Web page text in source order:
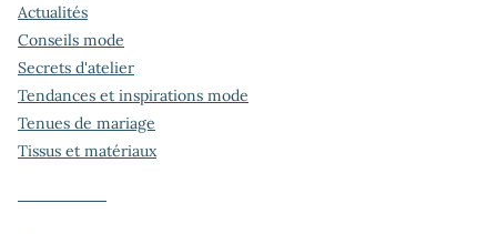
Actualités
Conseils mode
Secrets d'atelier
Tendances et inspirations mode
Tenues de mariage
Tissus et matériaux